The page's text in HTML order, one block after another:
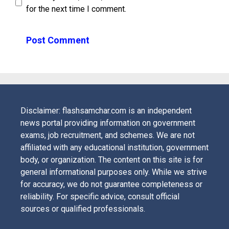
for the next time I comment.
Disclaimer: flashsamchar.com is an independent
news portal providing information on government
exams, job recruitment, and schemes. We are not
affiliated with any educational institution, government
body, or organization. The content on this site is for
general informational purposes only. While we strive
for accuracy, we do not guarantee completeness or
reliability. For specific advice, consult official
sources or qualified professionals.